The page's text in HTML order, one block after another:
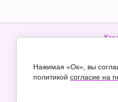
Как
Пн-
Нажимая «Ок», вы
политикой согласие на